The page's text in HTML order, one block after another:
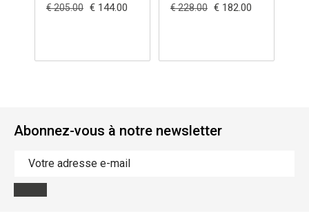
€ 205.00 € 144.00 € 228.00 € 182.00
Abonnez-vous à notre newsletter